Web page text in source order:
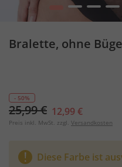
2 3 4
Bralette, ohne
- 50%
25,99 € 12,99 €
Preis inkl. MwSt. zzgl. Versandkosten
Diese Farbe ist